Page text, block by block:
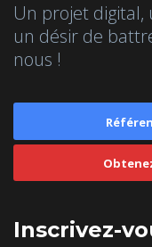
Un projet
un désir de
nous !
Inscrivez-